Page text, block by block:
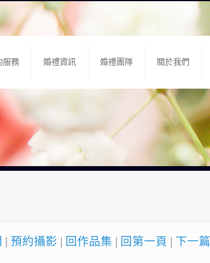
服務 婚禮資訊 婚禮團隊 關於我們
預約攝影 回作品集 回第一頁
下一篇